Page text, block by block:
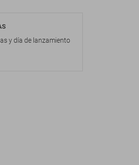
y día de lanzamiento